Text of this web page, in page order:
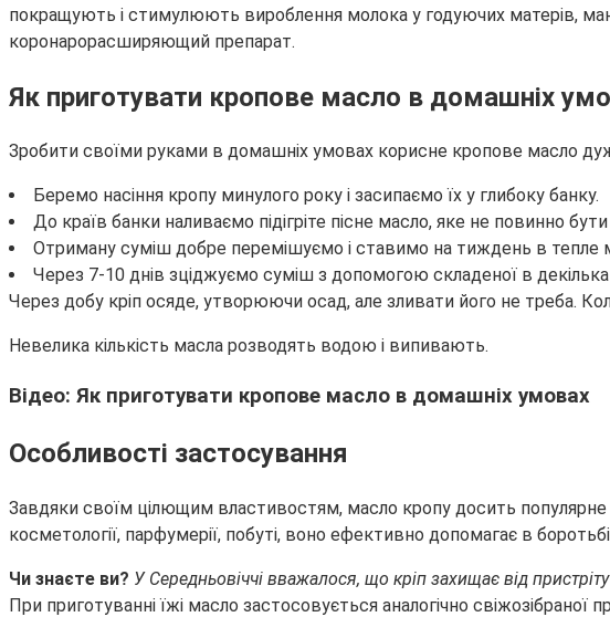
покращують і стимулюють вироблення молока у годуючих матерів,
коронарорасширяющий препарат.
Як приготувати кропове масло в домашніх
Зробити своїми руками в домашніх умовах корисне кропове масло
Беремо насіння кропу минулого року і засипаємо їх у глибоку банку.
До країв банки наливаємо підігріте пісне масло, яке не повинно
Отриману суміш добре перемішуємо і ставимо на тиждень в тепле
Через 7-10 днів зціджуємо суміш з допомогою складеної в декілька
Через добу кріп осяде, утворюючи осад, але зливати його не треба.
Невелика кількість масла розводять водою і випивають.
Відео: Як приготувати кропове масло в домашніх умовах
Особливості застосування
Завдяки своїм цілющим властивостям, масло кропу досить популярне
косметології, парфумерії, побуті, воно ефективно допомагає в
Чи знаєте ви? У Середньовіччі вважалося, що кріп захищає від
При приготуванні їжі масло застосовується аналогічно